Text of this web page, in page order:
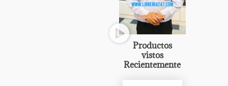
Productos
vistos
Recientemente